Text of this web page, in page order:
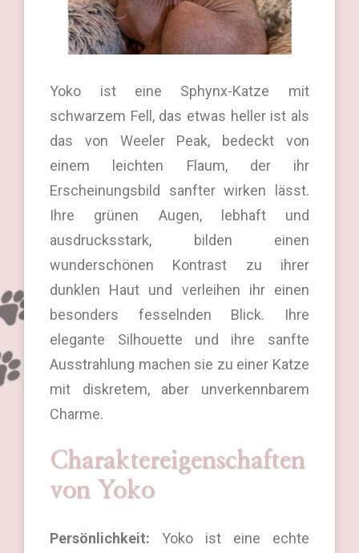
Yoko ist eine Sphynx-Katze mit
schwarzem Fell, das etwas heller ist als
das von Weeler Peak, bedeckt von
einem leichten Flaum, der ihr
Erscheinungsbild sanfter wirken lässt.
Ihre grünen Augen, lebhaft und
ausdrucksstark, bilden einen
wunderschönen Kontrast zu ihrer
dunklen Haut und verleihen ihr einen
besonders fesselnden Blick. Ihre
elegante Silhouette und ihre sanfte
Ausstrahlung machen sie zu einer Katze
mit diskretem, aber unverkennbarem
Charme.
Charaktereigenschaften
von Yoko
Persönlichkeit: Yoko ist eine echte